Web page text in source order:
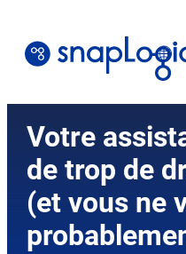
content
Votre
de trop de
(et vous ne